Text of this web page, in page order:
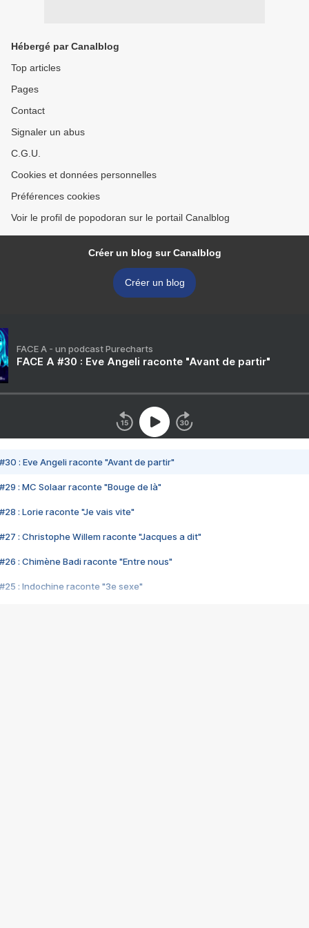
Hébergé par Canalblog
Top articles
Pages
Contact
Signaler un abus
C.G.U.
Cookies et données personnelles
Préférences cookies
Voir le profil de popodoran sur le portail Canalblog
Créer un blog sur Canalblog
Créer un blog
FACE A - un podcast Purecharts
FACE A #30 : Eve Angeli raconte "Avant de partir"
#30 : Eve Angeli raconte "Avant de partir"
#29 : MC Solaar raconte "Bouge de là"
#28 : Lorie raconte "Je vais vite"
#27 : Christophe Willem raconte "Jacques a dit"
#26 : Chimène Badi raconte "Entre nous"
#25 : Indochine raconte "3e sexe"